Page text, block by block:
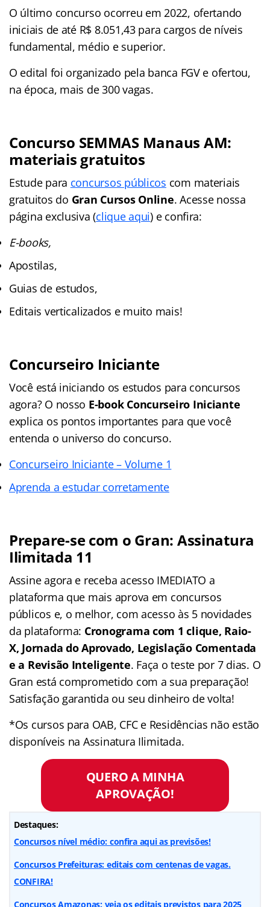
O último concurso ocorreu em 2022, ofertando
iniciais de até R$ 8.051,43 para cargos de níveis
fundamental, médio e superior.
O edital foi organizado pela banca FGV e ofertou,
na época, mais de 300 vagas.
Concurso SEMMAS Manaus AM:
materiais gratuitos
Estude para concursos públicos com materiais
gratuitos do Gran Cursos Online. Acesse nossa
página exclusiva (clique aqui) e confira:
E-books,
Apostilas,
Guias de estudos,
Editais verticalizados e muito mais!
Concurseiro Iniciante
Você está iniciando os estudos para concursos
agora? O nosso E-book Concurseiro Iniciante
explica os pontos importantes para que você
entenda o universo do concurso.
Concurseiro Iniciante – Volume 1
Aprenda a estudar corretamente
Prepare-se com o Gran: Assinatura
Ilimitada 11
Assine agora e receba acesso IMEDIATO a
plataforma que mais aprova em concursos
públicos e, o melhor, com acesso às 5 novidades
da plataforma: Cronograma com 1 clique, Raio-
X, Jornada do Aprovado, Legislação Comentada
e a Revisão Inteligente. Faça o teste por 7 dias. O
Gran está comprometido com a sua preparação!
Satisfação garantida ou seu dinheiro de volta!
*Os cursos para OAB, CFC e Residências não estão
disponíveis na Assinatura Ilimitada.
QUERO A MINHA
APROVAÇÃO!
Destaques:
Concursos nível médio: confira aqui as previsões!
Concursos Prefeituras: editais com centenas de vagas.
CONFIRA!
Concursos Amazonas: veja os editais previstos para 2025